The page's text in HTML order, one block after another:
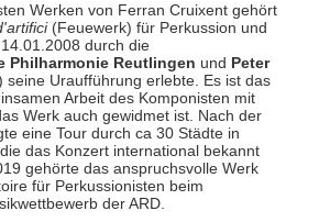
Werken von Ferran Cruixent gehört
(Feuewerk) für Perkussion und
durch die
Philharmonie Reutlingen und Peter
seine Uraufführung erlebte. Es ist das
Arbeit des Komponisten mit
Werk auch gewidmet ist. Nach der
eine Tour durch ca 30 Städte in
das Konzert international bekannt
gehörte das anspruchsvolle Werk
für Perkussionisten beim
der ARD.